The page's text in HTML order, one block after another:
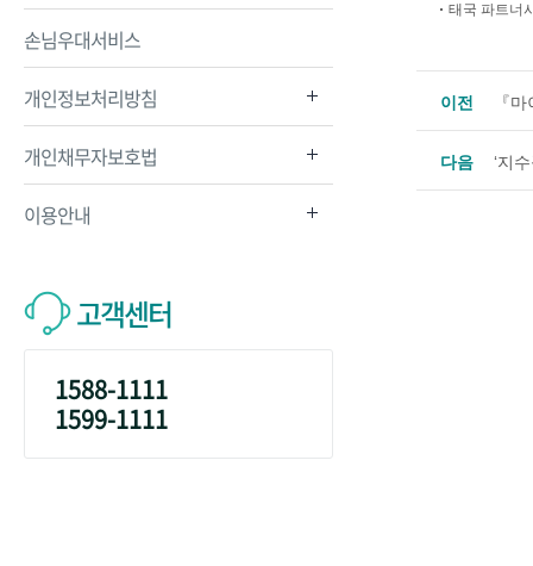
손님우대서비스
개인정보처리방침
개인채무자보호법
이용안내
고객센터
1588-1111
1599-1111
태국 파트너
이전 『
다음 ‘지